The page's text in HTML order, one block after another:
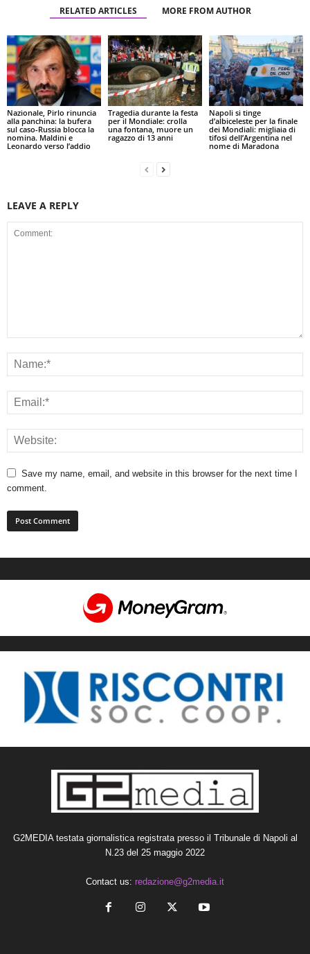
RELATED ARTICLES MORE FROM AUTHOR
Nazionale, Pirlo rinuncia
alla panchina: la bufera
sul caso-Russia blocca la
nomina. Maldini e
Leonardo verso l’addio
Tragedia durante la festa
per il Mondiale: crolla
una fontana, muore un
ragazzo di 13 anni
Napoli si tinge
d’albiceleste per la finale
dei Mondiali: migliaia di
tifosi dell’Argentina nel
nome di Maradona
LEAVE A REPLY
Save my name, email, and website in this browser for the next time I
comment.
G2MEDIA testata giornalistica registrata presso il Tribunale di Napoli al
N.23 del 25 maggio 2022
Contact us: redazione@g2media.it